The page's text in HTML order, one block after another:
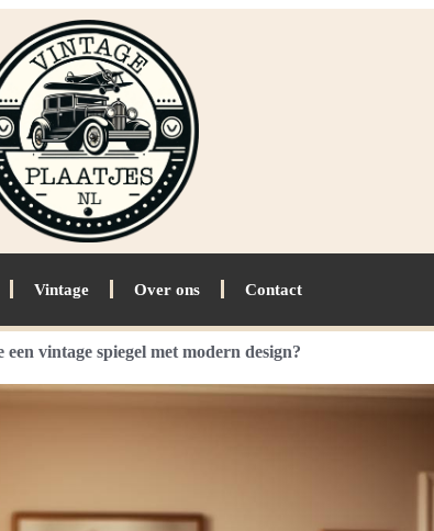
Vintage Over ons Contact
een vintage spiegel met modern design?